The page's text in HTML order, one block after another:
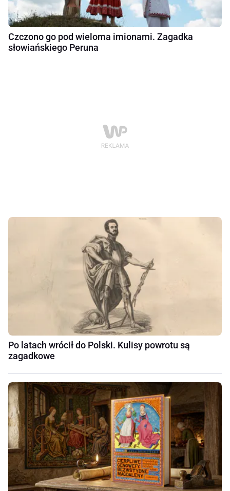
Czczono go pod wieloma imionami. Zagadka
słowiańskiego Peruna
Po latach wrócił do Polski. Kulisy powrotu są
zagadkowe